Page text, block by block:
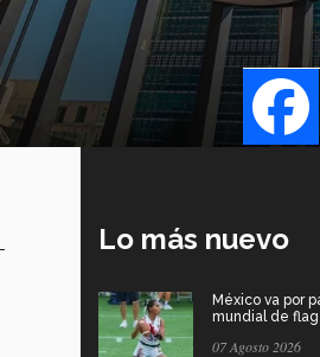
Lo más nuevo
México va por
mundial de
07 Agosto 2026